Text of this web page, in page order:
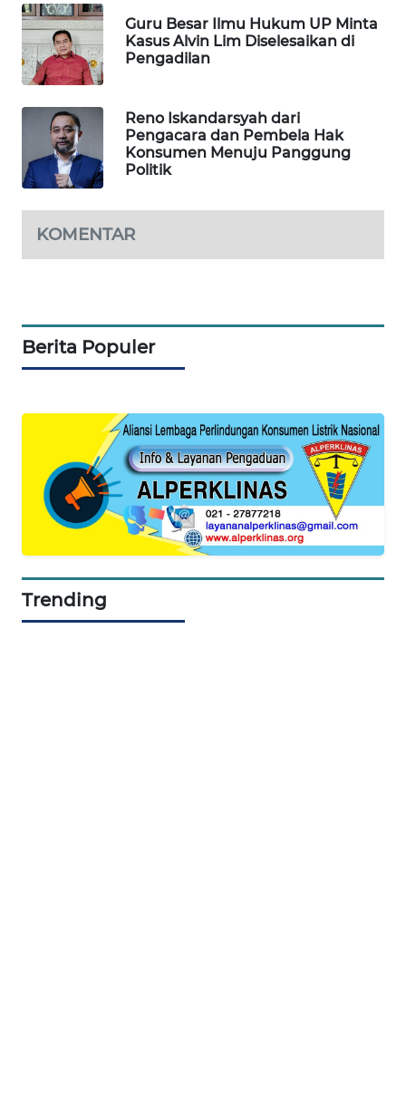
Guru Besar Ilmu Hukum UP Minta
Kasus Alvin Lim Diselesaikan di
Pengadilan
Reno Iskandarsyah dari
Pengacara dan Pembela Hak
Konsumen Menuju Panggung
Politik
KOMENTAR
Berita Populer
Trending
UMKM
WAHANA
SELEB
WAHANA
PERSONA
OTOMOTIF
WAHANA
WAHANA
DESA
WISATA
LAPAK
Wahana
Network
MASYARAKAT